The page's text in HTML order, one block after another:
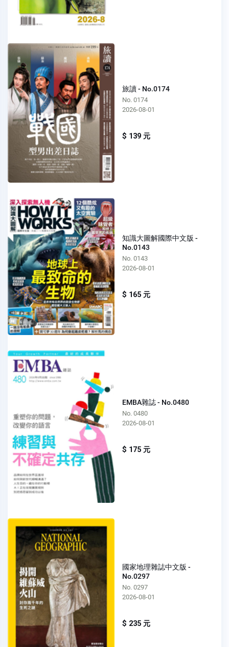
旅讀 - No.0174
No. 0174
2026-08-01
$ 139 元
知識大圖解國際中文版 -
No.0143
No. 0143
2026-08-01
$ 165 元
EMBA雜誌 - No.0480
No. 0480
2026-08-01
$ 175 元
國家地理雜誌中文版 -
No.0297
No. 0297
2026-08-01
$ 235 元